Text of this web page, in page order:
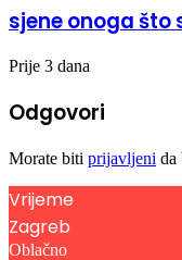
sjene onoga što
Prije 3 dana
Odgovori
Morate biti prijavljeni da
Vrijeme
Zagreb
Oblačno